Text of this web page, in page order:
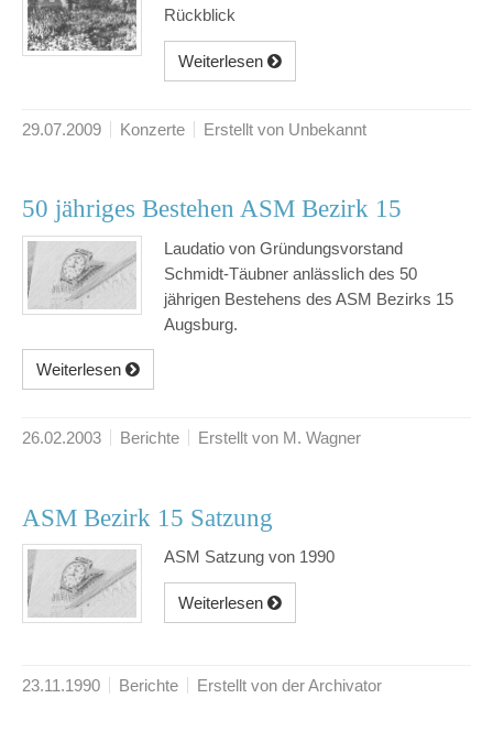
Rückblick
Weiterlesen
29.07.2009 Konzerte Erstellt von Unbekannt
50 jähriges Bestehen ASM Bezirk 15
Laudatio von Gründungsvorstand
Schmidt-Täubner anlässlich des 50
jährigen Bestehens des ASM Bezirks 15
Augsburg.
Weiterlesen
26.02.2003 Berichte Erstellt von M. Wagner
ASM Bezirk 15 Satzung
ASM Satzung von 1990
Weiterlesen
23.11.1990 Berichte Erstellt von der Archivator